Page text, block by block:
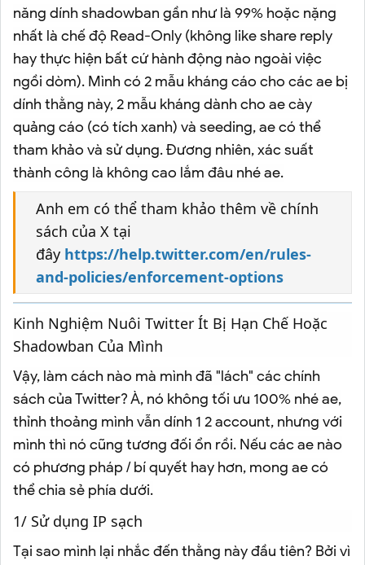
năng dính shadowban gần như là 99% hoặc nặng
nhất là chế độ Read-Only (không like share reply
hay thực hiện bất cứ hành động nào ngoài việc
ngồi dòm). Mình có 2 mẫu kháng cáo cho các ae bị
dính thằng này, 2 mẫu kháng dành cho ae cày
quảng cáo (có tích xanh) và seeding, ae có thể
tham khảo và sử dụng. Đương nhiên, xác suất
thành công là không cao lắm đâu nhé ae.
Anh em có thể tham khảo thêm về chính
sách của X tại
đây https://help.twitter.com/en/rules-
and-policies/enforcement-options
Kinh Nghiệm Nuôi Twitter Ít Bị Hạn Chế Hoặc
Shadowban Của Mình
Vậy, làm cách nào mà mình đã "lách" các chính
sách của Twitter? À, nó không tối ưu 100% nhé ae,
thỉnh thoảng mình vẫn dính 1 2 account, nhưng với
mình thì nó cũng tương đối ổn rồi. Nếu các ae nào
có phương pháp / bí quyết hay hơn, mong ae có
thể chia sẻ phía dưới.
1/ Sử dụng IP sạch
Tại sao mình lại nhắc đến thằng này đầu tiên? Bởi vì